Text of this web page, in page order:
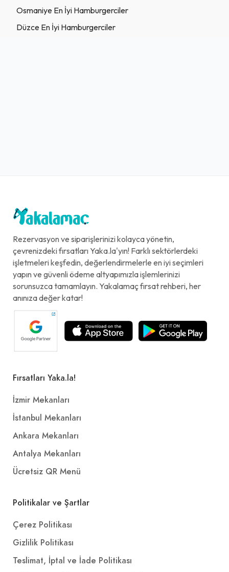
Osmaniye En İyi Hamburgerciler
Düzce En İyi Hamburgerciler
Rezervasyon ve siparişlerinizi kolayca yönetin,
çevrenizdeki fırsatları Yaka.la'yın! Farklı sektörlerdeki
işletmeleri keşfedin, değerlendirmelerle en iyi seçimleri
yapın ve güvenli ödeme altyapımızla işlemlerinizi
sorunsuzca tamamlayın. Yakalamaç fırsat rehberi, her
anınıza değer katar!
Fırsatları Yaka.la!
İzmir Mekanları
İstanbul Mekanları
Ankara Mekanları
Antalya Mekanları
Ücretsiz QR Menü
Politikalar ve Şartlar
Çerez Politikası
Gizlilik Politikası
Teslimat, İptal ve İade Politikası